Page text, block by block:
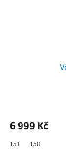
6 999 Kč
151 158